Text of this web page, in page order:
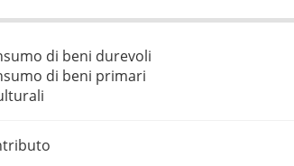
di beni durevoli
di beni primari